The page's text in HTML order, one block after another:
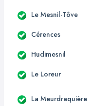
Le Mesnil-Tôve
Cérences
Hudimesnil
Le Loreur
La Meurdraquière